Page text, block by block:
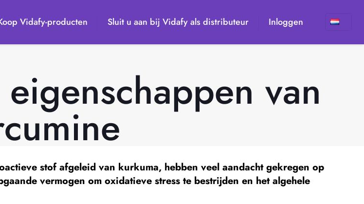
Vidafy-producten Sluit u aan bij Vidafy als distributeur Inloggen
van
stof afgeleid van kurkuma, hebben veel aandacht gekregen op
vermogen om oxidatieve stress te bestrijden en het algehele